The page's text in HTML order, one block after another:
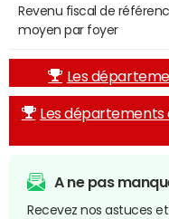
Revenu fiscal de
moyen par foyer
Les
Les départements
A ne pas
Recevez nos astuces